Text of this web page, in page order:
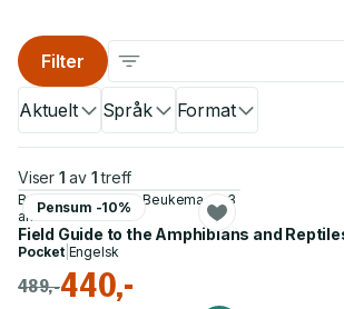
Aktuelt Språk Format
Filter
Viser 1 av 1 treff
Pensum -10%
Bobby Bok, Wouter Beukema og 3
andre
Field Guide to the Amphibians and
Pocket| Engelsk
489,-440,-